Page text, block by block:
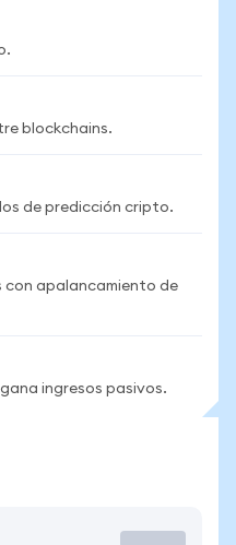
blockchains.
de predicción cripto.
con apalancamiento de
ingresos pasivos.